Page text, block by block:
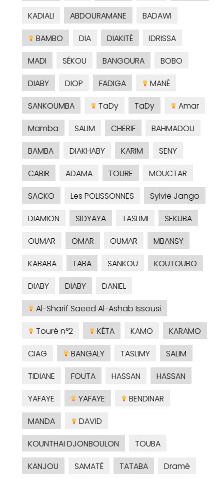
KADIALI
ABDOURAMANE
BADAWI
BAMBO
DIA DIAKITÉ
IDRISSA
MADI
SÉKOU BANGOURA
BOBO
DIABY
DIOP FADIGA
MANÉ
SANKOUMBA
TaDy TaDy
Amar
Mamba
SALIM CHERIF
BAHMADOU
BAMBA
DIAKHABY KARIM
SENY
CABIR
ADAMA TOURE
MOUCTAR
SACKO
Les POLISSONNES
Sylvie Jango
DIAMION
SIDYAYA TASLIMI
SEKUBA
OUMAR
OMAR OUMAR
MBANSY
KABABA
TABA SANKOU
KOUTOUBO
DIABY
DIABY
DANIEL
Al-Sharif Saeed Al-Ashab Issousi
Touré n°2
KÉTA KAMO
KARAMO
CIAG
BANGALY TASLIMY
SALIM
TIDIANE
FOUTA HASSAN
HASSAN
YAFAYE
YAFAYE
BENDINAR
MANDA
DAVID
KOUNTHAI DJONBOULON
TOUBA
KANJOU
SAMATÉ TATABA
Dramé